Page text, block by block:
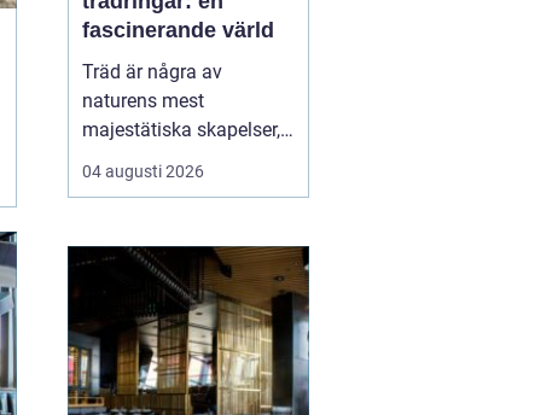
fascinerande värld
Träd är några av
naturens mest
majestätiska skapelser,
och deras årliga
växande lager kan
historia och omgivning.
04 augusti 2026